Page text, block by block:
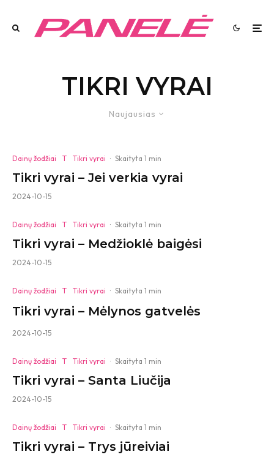
TIKRI VYRAI
Naujausias
Dainų žodžiai T Tikri vyrai · Skaityta 1 min
Tikri vyrai – Jei verkia vyrai
2024-10-15
Dainų žodžiai T Tikri vyrai · Skaityta 1 min
Tikri vyrai – Medžioklė baigėsi
2024-10-15
Dainų žodžiai T Tikri vyrai · Skaityta 1 min
Tikri vyrai – Mėlynos gatvelės
2024-10-15
Dainų žodžiai T Tikri vyrai · Skaityta 1 min
Tikri vyrai – Santa Liučija
2024-10-15
Dainų žodžiai T Tikri vyrai · Skaityta 1 min
Tikri vyrai – Trys jūreiviai